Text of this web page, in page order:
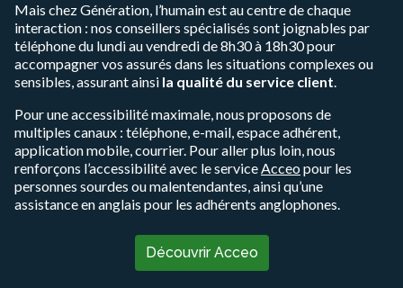
Mais chez Génération, l’humain est au centre de chaque
interaction : nos conseillers spécialisés sont joignables par
téléphone du lundi au vendredi de 8h30 à 18h30 pour
accompagner vos assurés dans les situations complexes ou
sensibles, assurant ainsi la qualité du service client.
Pour une accessibilité maximale, nous proposons de
multiples canaux : téléphone, e-mail, espace adhérent,
application mobile, courrier. Pour aller plus loin, nous
renforçons l’accessibilité avec le serviceAcceo pour les
personnes sourdes ou malentendantes, ainsi qu’une
assistance en anglais pour les adhérents anglophones.
Découvrir Acceo